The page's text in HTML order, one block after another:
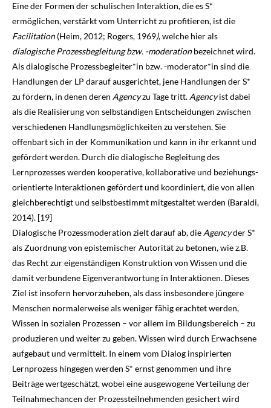
Eine der Formen der schulischen Interaktion, die es S*
ermöglichen, verstärkt vom Unterricht zu profitieren, ist die
Facilitation(Heim, 2012; Rogers, 1969), welche hier als
dialogische Prozessbegleitung bzw. -moderationbezeichnet wird.
Als dialogische Prozessbegleiter*in bzw. -moderator*in sind die
Handlungen der LP darauf ausgerichtet, jene Handlungen der S*
zu fördern, in denen deren Agencyzu Tage tritt. Agencyist dabei
als die Realisierung von selb­ständigen Entscheidungen zwischen
verschiedenen Handlungsmöglichkeiten zu verstehen. Sie
offenbart sich in der Kommunikation und kann in ihr erkannt und
gefördert werden. Durch die dialogische Begleitung des
Lernprozesses werden kooperative, kollaborative und beziehungs­
orientierte Interaktionen gefördert und koordiniert, die von allen
gleichberechtigt und selbst­bestimmt mitgestaltet werden (Baraldi,
2014). [19]
Dialogische Prozessmoderation zielt darauf ab, die Agencyder S*
als Zuordnung von episte­mischer Autorität zu betonen, wie z.B.
das Recht zur eigenständigen Konstruktion von Wissen und die
damit verbundene Eigenverantwortung in Interaktionen. Dieses
Ziel ist insofern hervor­zuheben, als dass insbesondere jüngere
Menschen normalerweise als weniger fähig erachtet werden,
Wissen in sozialen Prozessen – vor allem im Bildungsbereich – zu
produzieren und weiter zu geben. Wissen wird durch Erwachsene
aufgebaut und vermittelt. In einem vom Dialog inspirierten
Lernprozess hingegen werden S* ernst genommen und ihre
Beiträge wertgeschätzt, wobei eine ausgewogene Verteilung der
Teilnahmechancen der Prozessteilnehmenden ge­sichert wird